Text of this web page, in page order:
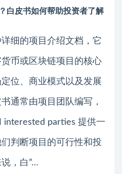
白皮书如何帮助投资者了解
细的项目介绍文档，它
币或区块链项目的核心
位、商业模式以及发展
通常由项目团队编写，
interested parties 提供一
判断项目的可行性和投
，白”…